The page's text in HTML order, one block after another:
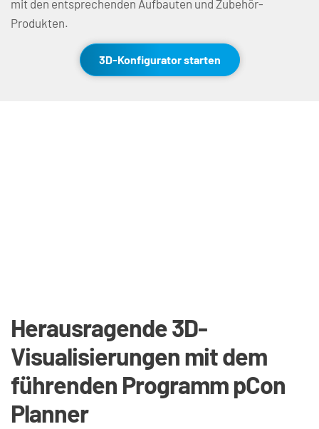
mit den entsprechenden Aufbauten und Zubehör-
Produkten.
3D-Konfigurator starten
Herausragende 3D-
Visualisierungen mit dem
führenden Programm pCon
Planner